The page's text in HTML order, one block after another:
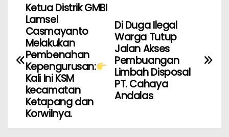
Di Duga Ilegal
Warga Tutup
Jalan Akses
Pembuangan
Limbah Disposal
PT. Cahaya
Andalas
Ketua Distrik GMBI
Lamsel
Casmayanto
Melakukan
Pembenahan
Kepengurusan:
Kali Ini KSM
kecamatan
Ketapang dan
Korwilnya.